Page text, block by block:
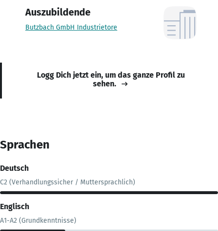
Auszubildende
Butzbach GmbH Industrietore
Logg Dich jetzt ein, um das ganze Profil zu
sehen.
Sprachen
Deutsch
C2 (Verhandlungssicher / Muttersprachlich)
Englisch
A1-A2 (Grundkenntnisse)